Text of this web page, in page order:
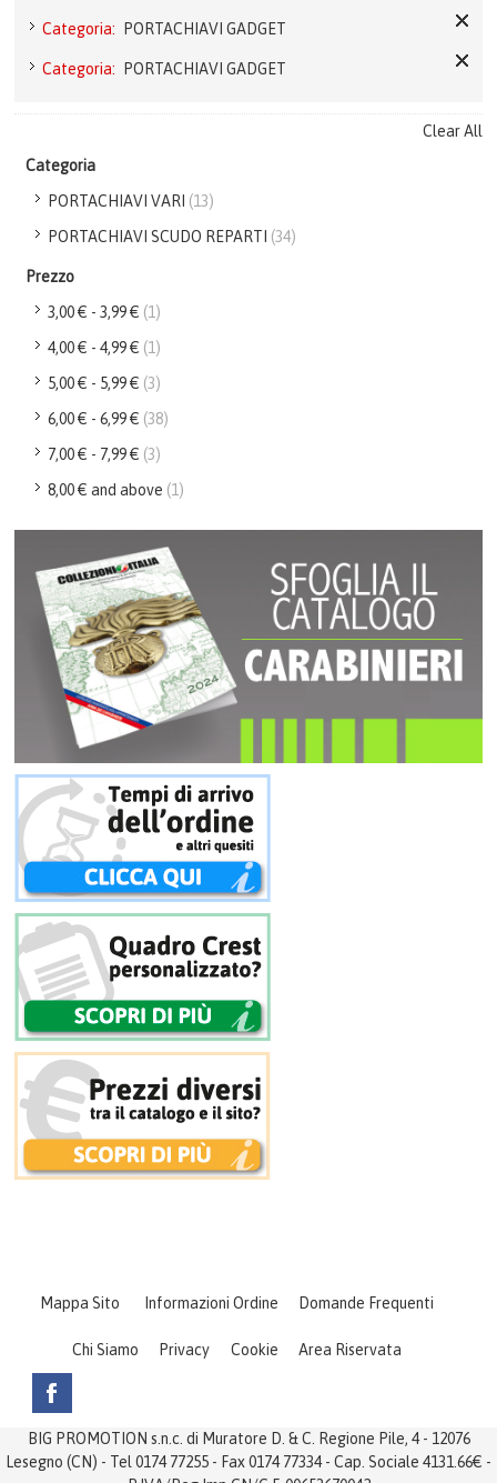
Categoria: PORTACHIAVI GADGET
Categoria: PORTACHIAVI GADGET
Clear All
Categoria
PORTACHIAVI VARI (13)
PORTACHIAVI SCUDO REPARTI (34)
Prezzo
3,00 € -3,99 € (1)
4,00 € -4,99 € (1)
5,00 € - 5,99 € (3)
6,00 € -6,99 € (38)
7,00 € - 7,99 € (3)
8,00 € and above (1)
Mappa Sito Informazioni Ordine Domande Frequenti
Chi Siamo Privacy Cookie Area Riservata
BIG PROMOTION s.n.c. di Muratore D. & C. Regione Pile, 4 - 12076
Lesegno (CN) - Tel 0174 77255 - Fax 0174 77334 - Cap. Sociale 4131.66€ -